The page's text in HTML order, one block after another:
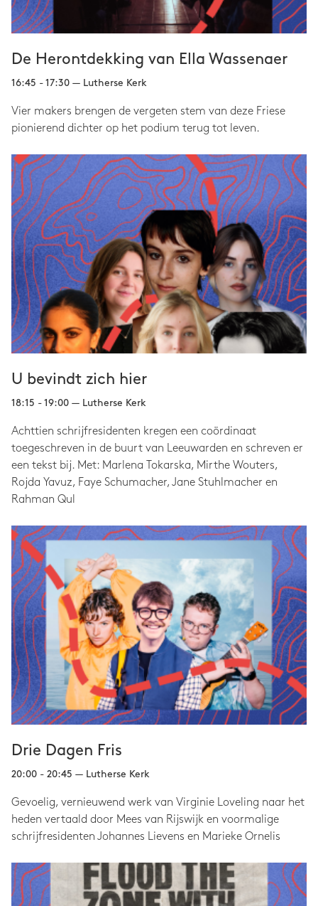
De Herontdekking van Ella Wassenaer
16:45 - 17:30 — Lutherse Kerk
Vier makers brengen de vergeten stem van deze Friese
pionierend dichter op het podium terug tot leven.
U bevindt zich hier
18:15 - 19:00 — Lutherse Kerk
Achttien schrijfresidenten kregen een coördinaat
toegeschreven in de buurt van Leeuwarden en schreven er
een tekst bij. Met: Marlena Tokarska, Mirthe Wouters,
Rojda Yavuz, Faye Schumacher, Jane Stuhlmacher en
Rahman Qul
Drie Dagen Fris
20:00 - 20:45 — Lutherse Kerk
Gevoelig, vernieuwend werk van Virginie Loveling naar het
heden vertaald door Mees van Rijswijk en voormalige
schrijfresidenten Johannes Lievens en Marieke Ornelis